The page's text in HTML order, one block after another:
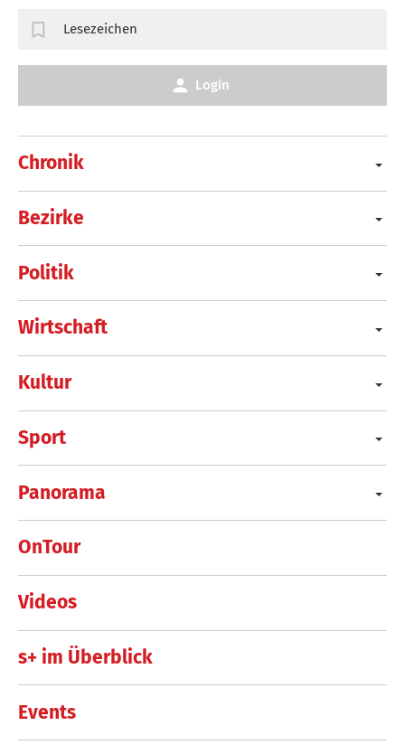
Chronik
Bezirke
Politik
Wirtschaft
Kultur
Sport
Panorama
OnTour
Videos
s+ im Überblick
Events
Lesezeichen
Login